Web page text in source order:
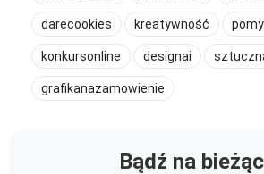
darecookies kreatywność
konkursonline designai
grafikanazamowienie
Bądź na